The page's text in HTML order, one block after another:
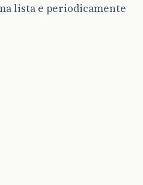
lista e periodicamente